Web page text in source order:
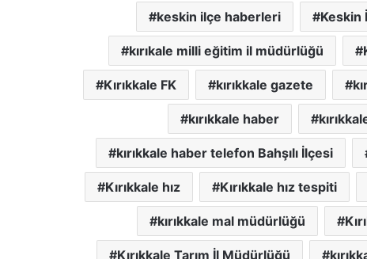
keskin ilçe haberleri Keskin
kırıkale milli eğitim il müdürlüğü
Kırıkkale FK kırıkkale gazete
kırıkkale haber
kırıkkale haber telefon Bahşılı İlçesi
Kırıkkale hız Kırıkkale hız tespiti
kırıkkale mal müdürlüğü
Kırıkkale Tarım İl Müdürlüğü